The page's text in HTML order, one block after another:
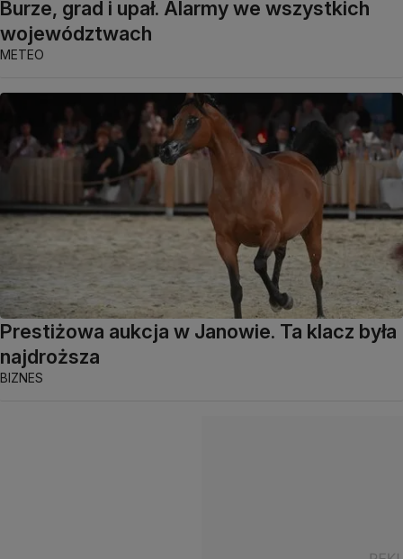
Burze, grad i upał. Alarmy we wszystkich
województwach
METEO
Prestiżowa aukcja w Janowie. Ta klacz była
najdroższa
BIZNES